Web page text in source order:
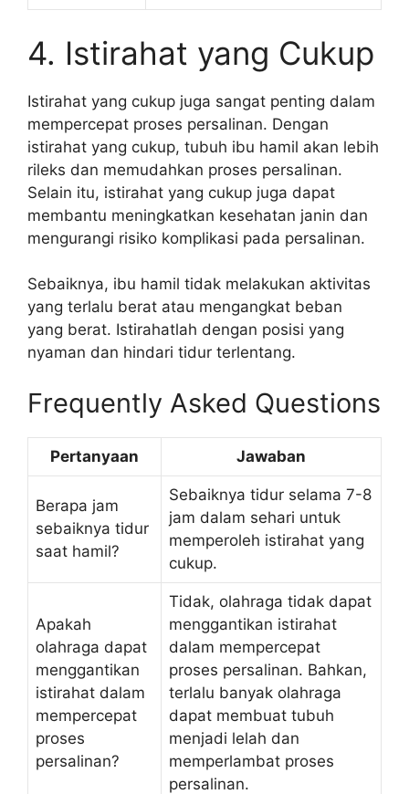
4. Istirahat yang Cukup
Istirahat yang cukup juga sangat penting dalam
mempercepat proses persalinan. Dengan
istirahat yang cukup, tubuh ibu hamil akan lebih
rileks dan memudahkan proses persalinan.
Selain itu, istirahat yang cukup juga dapat
membantu meningkatkan kesehatan janin dan
mengurangi risiko komplikasi pada persalinan.
Sebaiknya, ibu hamil tidak melakukan aktivitas
yang terlalu berat atau mengangkat beban
yang berat. Istirahatlah dengan posisi yang
nyaman dan hindari tidur terlentang.
Frequently Asked Questions
Pertanyaan Jawaban
Berapa jam
sebaiknya tidur
saat hamil?
Sebaiknya tidur selama 7-8
jam dalam sehari untuk
memperoleh istirahat yang
cukup.
Apakah
olahraga dapat
menggantikan
istirahat dalam
mempercepat
proses
persalinan?
Tidak, olahraga tidak dapat
menggantikan istirahat
dalam mempercepat
proses persalinan. Bahkan,
terlalu banyak olahraga
dapat membuat tubuh
menjadi lelah dan
memperlambat proses
persalinan.